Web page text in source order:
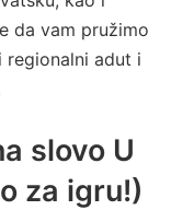
da vam pružimo
regionalni adut i
slovo U
za igru!)